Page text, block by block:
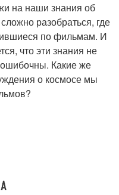
на наши знания об
разобраться, где
по фильмам. И
что эти знания не
Какие же
о космосе мы